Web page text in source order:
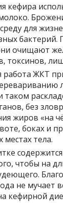
кефира
для
бактерий.
очищают
токсинов,
работа ЖКТ
таком
без
жиров «на
боках и
тела.
чтобы на
не мучает
кефирной